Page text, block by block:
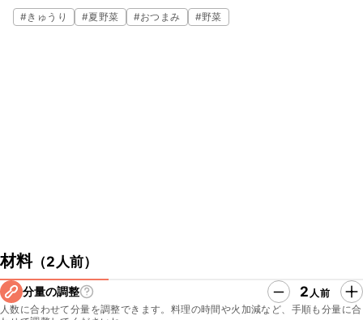
ぴったりです。ぜひ、お試しくださいね。
#きゅうり #夏野菜 #おつまみ #野菜
材料（2人前）
分量の調整 2 人前
人数に合わせて分量を調整できます。料理の時間や火加減など、手順も分量に合